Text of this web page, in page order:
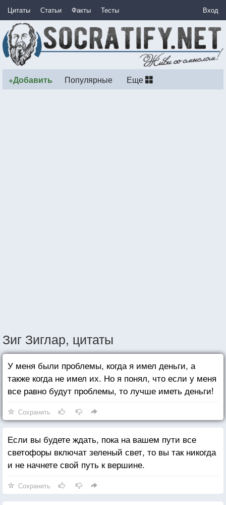
Цитаты Статьи Факты Тесты Вход
+Добавить Популярные Еще
Зиг Зиглар, цитаты
У меня были проблемы, когда я имел деньги, а
также когда не имел их. Но я понял, что если у меня
все равно будут проблемы, то лучше иметь деньги!
Сохранить
Если вы будете ждать, пока на вашем пути все
светофоры включат зеленый свет, то вы так никогда
и не начнете свой путь к вершине.
Сохранить